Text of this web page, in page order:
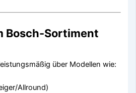
Bosch-Sortiment
über Modellen wie:
Allround)